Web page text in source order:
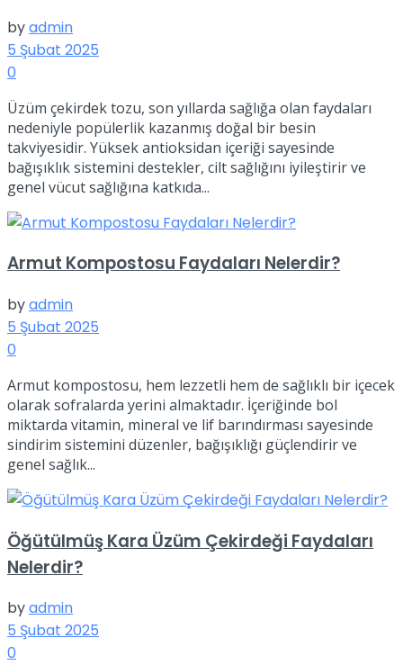
byadmin
5 Şubat 2025
0
Üzüm çekirdek tozu, son yıllarda sağlığa olan faydaları
nedeniyle popülerlik kazanmış doğal bir besin
takviyesidir. Yüksek antioksidan içeriği sayesinde
bağışıklık sistemini destekler, cilt sağlığını iyileştirir ve
genel vücut sağlığına katkıda...
Armut Kompostosu Faydaları Nelerdir?
byadmin
5 Şubat 2025
0
Armut kompostosu, hem lezzetli hem de sağlıklı bir içecek
olarak sofralarda yerini almaktadır. İçeriğinde bol
miktarda vitamin, mineral ve lif barındırması sayesinde
sindirim sistemini düzenler, bağışıklığı güçlendirir ve
genel sağlık...
Öğütülmüş Kara Üzüm Çekirdeği Faydaları
Nelerdir?
byadmin
5 Şubat 2025
0